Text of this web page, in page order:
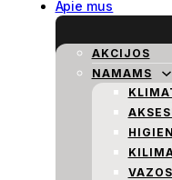
Apie mus
AKCIJOS
NAMAMS